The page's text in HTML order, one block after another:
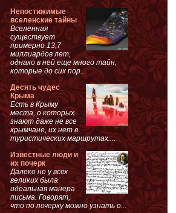
Непостижимые
вселенские тайны
Вселенная
существует
примерно 13,7
миллиардов лет,
однако в ней еще много тайн,
которые до сих пор...
Десять чудес
Крыма
Есть в Крыму
места, о которых
знают даже не все
крымчане, их нет в
туристических маршрутах....
Известные люди и
их почерк
Далеко не у всех
великих была
идеальная манера
письма. Говорят,
что по почерку можно узнать о...